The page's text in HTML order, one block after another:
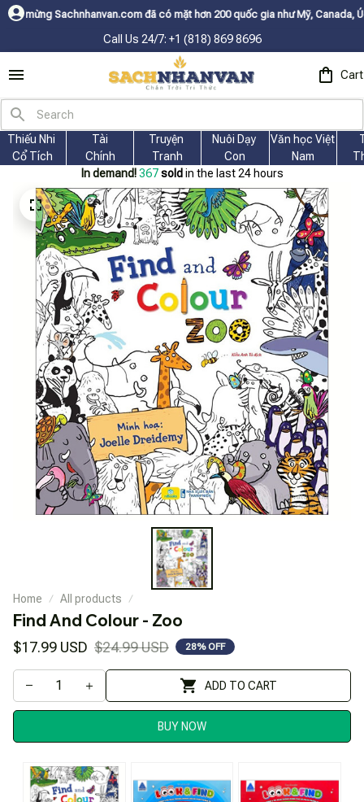
đã có mặt hơn 200 quốc gia như Mỹ, Canada, Úc, Nhật, Hàn, và các
Call Us 24/7: +1 (818) 869 8696
Cart
Thiếu Nhi
Cổ Tích
Tài
Chính
Truyện
Tranh
Nuôi Dạy
Con
Văn học Việt
Nam
In demand! 367 sold in the last 24 hours
Home All products
Find And Colour - Zoo
$17.99 USD $24.99 USD 28% OFF
ADD TO CART
BUY NOW